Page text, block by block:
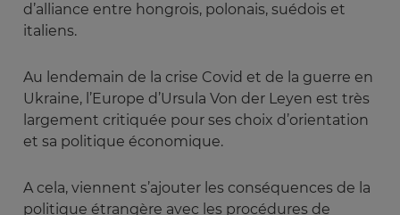
d’alliance entre hongrois, polonais, suédois et
italiens.
Au lendemain de la crise Covid et de la guerre en
Ukraine, l’Europe d’Ursula Von der Leyen est très
largement critiquée pour ses choix d’orientation
et sa politique économique.
A cela, viennent s’ajouter les conséquences de la
politique étrangère avec les procédures de